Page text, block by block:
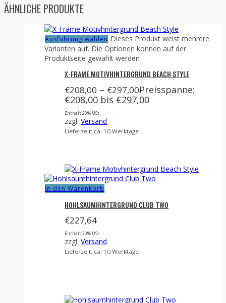
ÄHNLICHE PRODUKTE
Ausführung wählen Dieses Produkt weist mehrere
Varianten auf. Die Optionen können auf der
Produktseite gewählt werden
X-FRAME MOTIVHINTERGRUND BEACH STYLE
€208,00 – €297,00Preisspanne:
€208,00 bis €297,00
Enthält 20% USt.
zzgl. Versand
Lieferzeit: ca. 10 Werktage
In den Warenkorb
HOHLSAUMHINTERGRUND CLUB TWO
€227,64
Enthält 20% USt.
zzgl. Versand
Lieferzeit: ca. 10 Werktage